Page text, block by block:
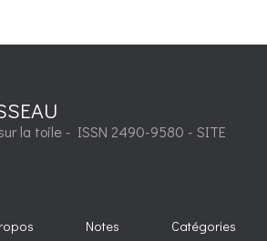
la toile - ISSN 2490-9580 - SITE
Notes Catégories